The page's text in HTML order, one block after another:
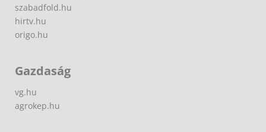
szabadfold.hu
hirtv.hu
origo.hu
Gazdaság
vg.hu
agrokep.hu